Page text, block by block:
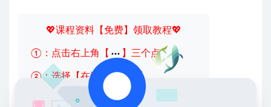
💖课程资料【免费】领取教程💖
①：点击右上角【 】三个点
②：选择【在浏览器打开】
③：点击右上方【登录】领取